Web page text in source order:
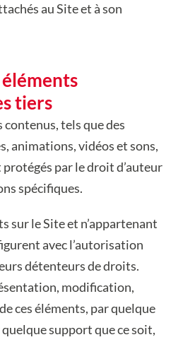
au Site et à son
tiers
tels que des
animations, vidéos et sons,
par le droit d’auteur
spécifiques.
sur le Site et n’appartenant
avec l’autorisation
détenteurs de droits.
modification,
ces éléments, par quelque
support que ce soit,